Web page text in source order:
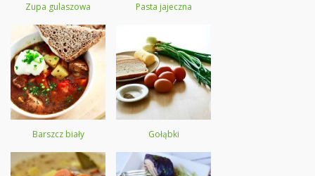
Zupa gulaszowa Pasta jajeczna
Barszcz biały Gołąbki